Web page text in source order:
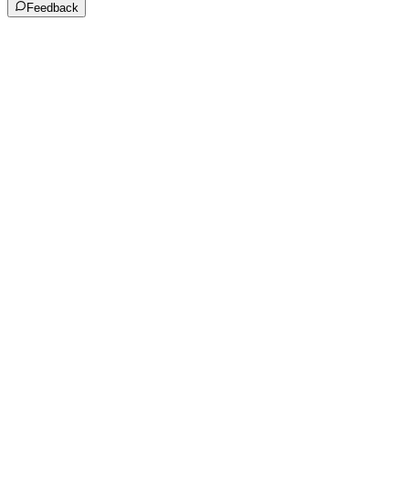
Feedback